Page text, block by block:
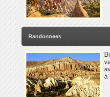
Randonnees
à